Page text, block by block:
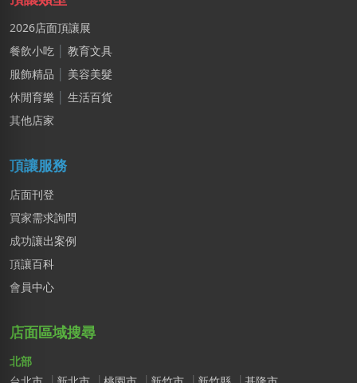
2026店面頂讓展
餐飲小吃
教育文具
服飾精品
美容美髮
休閒育樂
生活百貨
其他店家
頂讓服務
店面刊登
買家需求詢問
成功讓出案例
頂讓百科
會員中心
店面區域搜尋
北部